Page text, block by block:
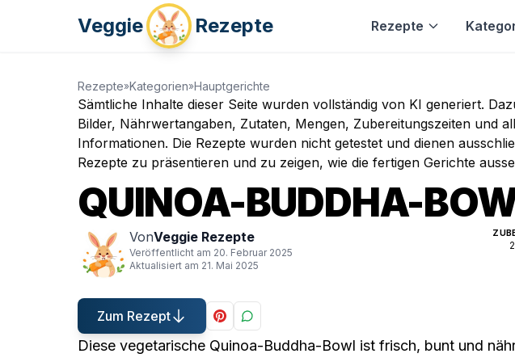
Veggie Rezepte Rezepte
Rezepte»Kategorien»Hauptgerichte
Sämtliche Inhalte dieser Seite wurden vollständig von KI generiert.
Bilder, Nährwertangaben, Zutaten, Mengen, Zubereitungszeiten und
Informationen. Die Rezepte wurden nicht getestet und dienen
Rezepte zu präsentieren und zu zeigen, wie die fertigen Gerichte
QUINOA-BUDDHA-
VonVeggie Rezepte
Veröffentlicht am 20. Februar 2025
Aktualisiert am 21. Mai 2025
Zum Rezept
Diese vegetarische Quinoa-Buddha-Bowl ist frisch, bunt und